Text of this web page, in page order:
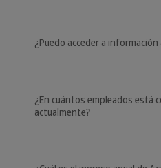
¿Puedo acceder a información
¿En cuántos empleados está
actualmente?